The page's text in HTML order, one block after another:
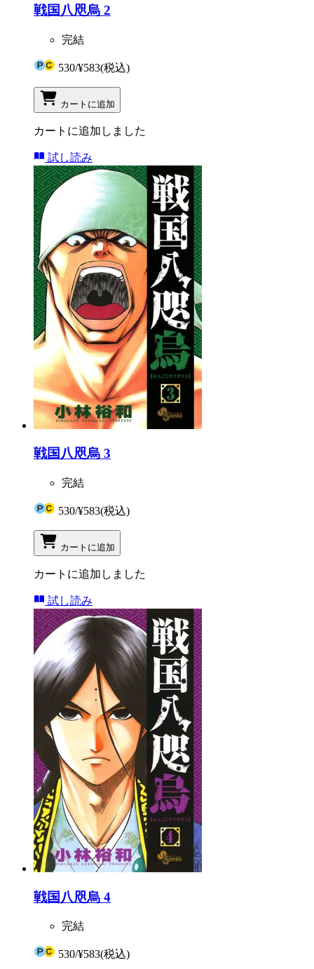
戦国八咫烏 2
完結
530/¥583(税込)
カートに追加
カートに追加しました
試し読み
戦国八咫烏 3
完結
530/¥583(税込)
カートに追加
カートに追加しました
試し読み
戦国八咫烏 4
完結
530/¥583(税込)